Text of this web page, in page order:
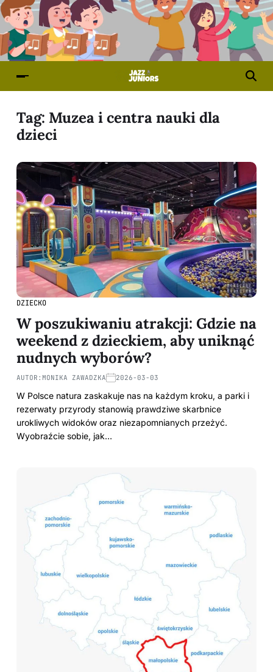
Tag: Muzea i centra nauki dla
dzieci
DZIECKO
W poszukiwaniu atrakcji: Gdzie na
weekend z dzieckiem, aby uniknąć
nudnych wyborów?
AUTOR: MONIKA ZAWADZKA 2026-03-03
W Polsce natura zaskakuje nas na każdym kroku, a parki i
rezerwaty przyrody stanowią prawdziwe skarbnice
urokliwych widoków oraz niezapomnianych przeżyć.
Wyobraźcie sobie, jak…